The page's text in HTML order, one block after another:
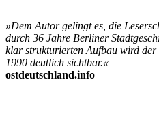
»Dem Autor gelingt es, die
durch 36 Jahre Berliner
klar strukturierten Aufbau wird der
1990 deutlich sichtbar.«
ostdeutschland.info